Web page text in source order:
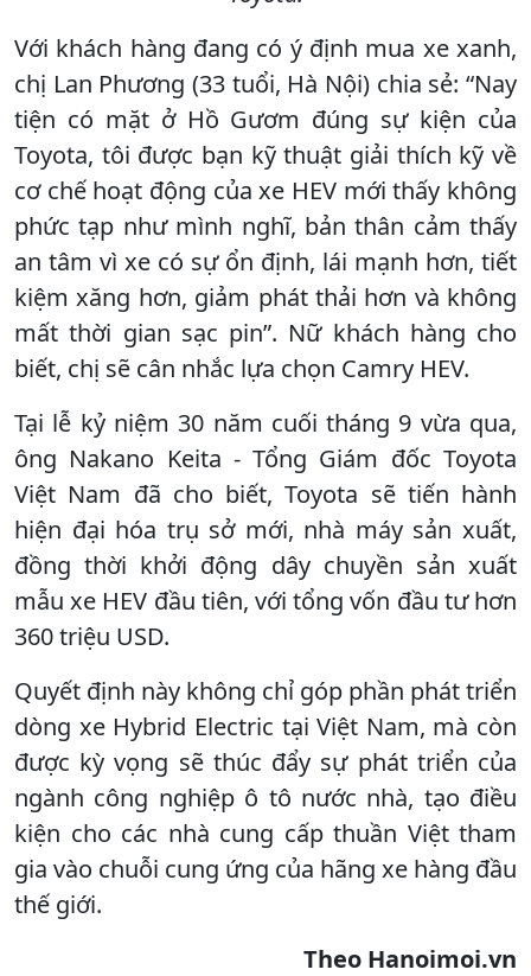
Với khách hàng đang có ý định mua xe xanh,
chị Lan Phương (33 tuổi, Hà Nội) chia sẻ: “Nay
tiện có mặt ở Hồ Gươm đúng sự kiện của
Toyota, tôi được bạn kỹ thuật giải thích kỹ về
cơ chế hoạt động của xe HEV mới thấy không
phức tạp như mình nghĩ, bản thân cảm thấy
an tâm vì xe có sự ổn định, lái mạnh hơn, tiết
kiệm xăng hơn, giảm phát thải hơn và không
mất thời gian sạc pin”. Nữ khách hàng cho
biết, chị sẽ cân nhắc lựa chọn Camry HEV.
Tại lễ kỷ niệm 30 năm cuối tháng 9 vừa qua,
ông Nakano Keita - Tổng Giám đốc Toyota
Việt Nam đã cho biết, Toyota sẽ tiến hành
hiện đại hóa trụ sở mới, nhà máy sản xuất,
đồng thời khởi động dây chuyền sản xuất
mẫu xe HEV đầu tiên, với tổng vốn đầu tư hơn
360 triệu USD.
Quyết định này không chỉ góp phần phát triển
dòng xe Hybrid Electric tại Việt Nam, mà còn
được kỳ vọng sẽ thúc đẩy sự phát triển của
ngành công nghiệp ô tô nước nhà, tạo điều
kiện cho các nhà cung cấp thuần Việt tham
gia vào chuỗi cung ứng của hãng xe hàng đầu
thế giới.
Theo Hanoimoi.vn